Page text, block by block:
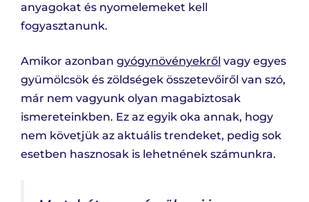
anyagokat és nyomelemeket kell
fogyasztanunk.
Amikor azonban gyógynövényekről vagy egyes
gyümölcsök és zöldségek összetevőiről van szó,
már nem vagyunk olyan magabiztosak
ismereteinkben. Ez az egyik oka annak, hogy
nem követjük az aktuális trendeket, pedig sok
esetben hasznosak is lehetnének számunkra.